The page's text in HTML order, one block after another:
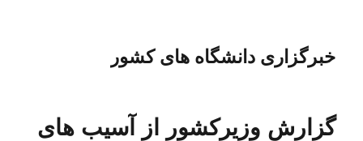
خبرگزاری دانشگاه های کشور
گزارش وزیرکشور از آسیب های